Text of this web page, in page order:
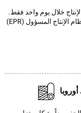
حزمة الامتثال الأوروبية: شهادة CE + تسجيل نظام الإنتاج المسؤول (EPR)